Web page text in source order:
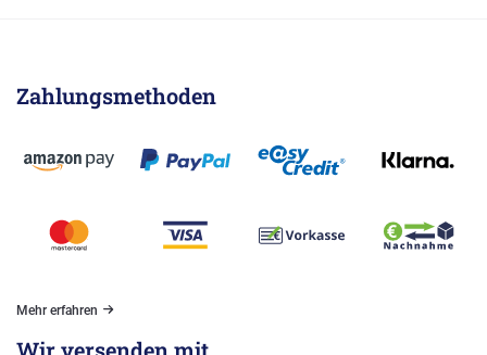
Zahlungsmethoden
Mehr erfahren
Wir versenden mit